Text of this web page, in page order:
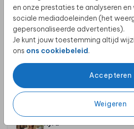
en onze prestaties te analyseren
sociale mediadoeleinden (het
gepersonaliseerde advertenties).
Je kunt jouw toestemming altijd
ons ons cookiebeleid.
Accepteren
Weigeren